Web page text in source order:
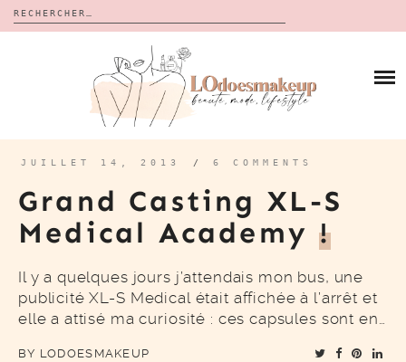
Rechercher :
CALENDRIERS DE L’AVENT
BON PLAN
À PROPOS
CONTACT
JUILLET 14, 2013 / 6 COMMENTS
Grand Casting XL-S
Medical Academy!
Il y a quelques jours j’attendais mon bus, une
publicité XL-S Medical était affichée à l’arrêt et
elle a attisé ma curiosité : ces capsules sont en…
BY LODOESMAKEUP